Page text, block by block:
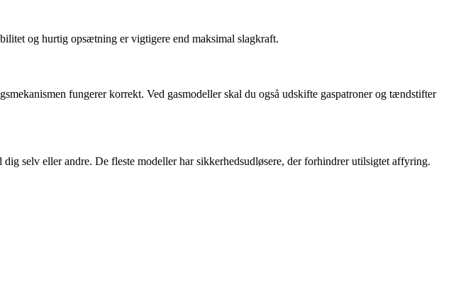
og hurtig opsætning er vigtigere end maksimal slagkraft.
fungerer korrekt. Ved gasmodeller skal du også udskifte gaspatroner og tændstifter
selv eller andre. De fleste modeller har sikkerhedsudløsere, der forhindrer utilsigtet affyring.